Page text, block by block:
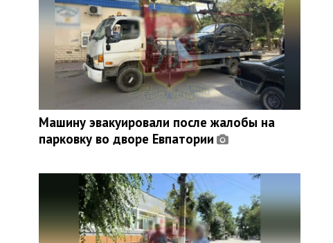
Машину эвакуировали после жалобы на
парковку во дворе Евпатории